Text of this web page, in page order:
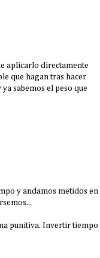
aplicarlo directamente
que hagan tras hacer
sabemos el peso que
y andamos metidos en
punitiva. Invertir tiempo